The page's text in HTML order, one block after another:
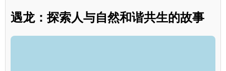
遇龙：探索人与自然和谐共生的故事